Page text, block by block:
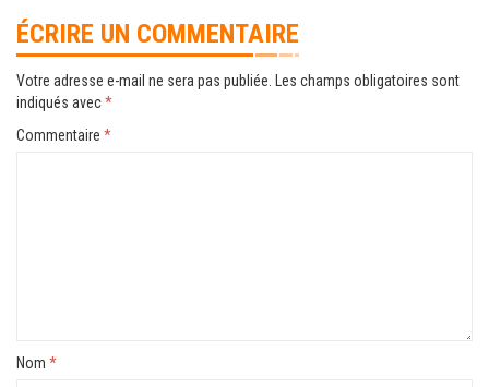
ÉCRIRE UN COMMENTAIRE
Votre adresse e-mail ne sera pas publiée. Les champs obligatoires sont
indiqués avec*
Commentaire *
Nom *